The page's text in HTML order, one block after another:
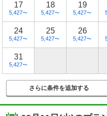
17
5,427〜
18
5,427〜
19
5,427〜
24
5,427〜
25
5,427〜
26
5,427〜
31
5,427〜
さらに条件を追加する